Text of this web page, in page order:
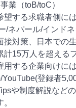
業（toB/toC）
望する求職者側に
/ネパール/インド
接対策、日本での
計15万人を超える
用する企業向けに
登録者
や制度解説など